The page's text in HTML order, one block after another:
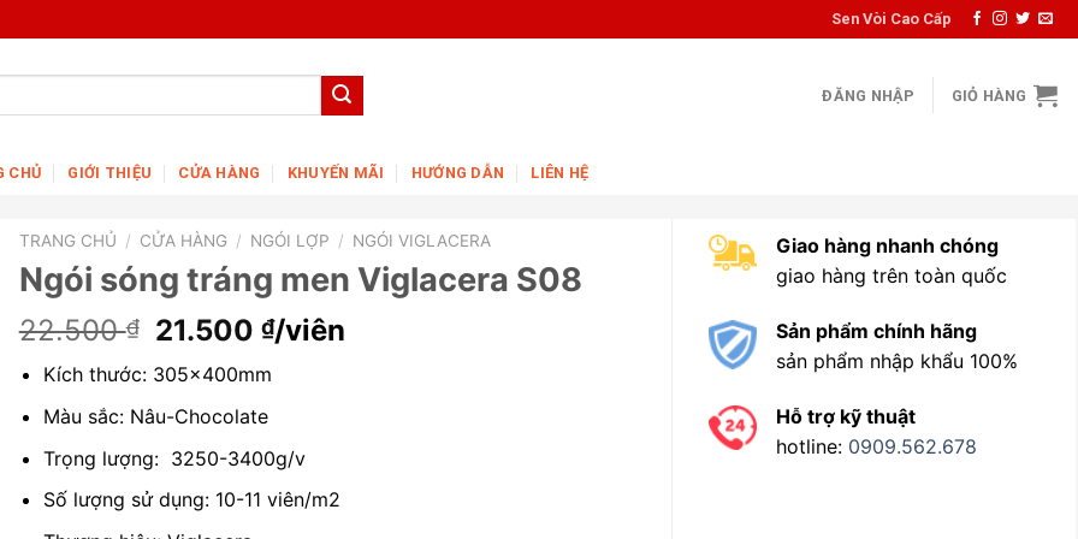
Sen Vòi Cao Cấp
ĐĂNG NHẬP GIỎ HÀNG
CHỦ GIỚI THIỆU CỬA HÀNG KHUYẾN MÃI HƯỚNG DẪN LIÊN HỆ
TRANG CHỦ / CỬA HÀNG / NGÓI LỢP / NGÓI VIGLACERA
Ngói sóng tráng men Viglacera S08
22.500₫
Giá
gốc
là:
22.500 ₫.
21.500 ₫Giá
21.500 ₫.
/viên
Kích thước: 305x400mm
Màu sắc: Nâu-Chocolate
Trọng lượng: 3250-3400g/v
Số lượng sử dụng: 10-11 viên/m2
Giao hàng nhanh chóng
giao hàng trên toàn quốc
Sản phẩm chính hãng
sản phẩm nhập khẩu 100%
Hỗ trợ kỹ thuật
hotline: 0909.562.678